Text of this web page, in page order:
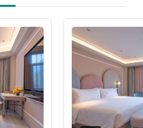
Más información